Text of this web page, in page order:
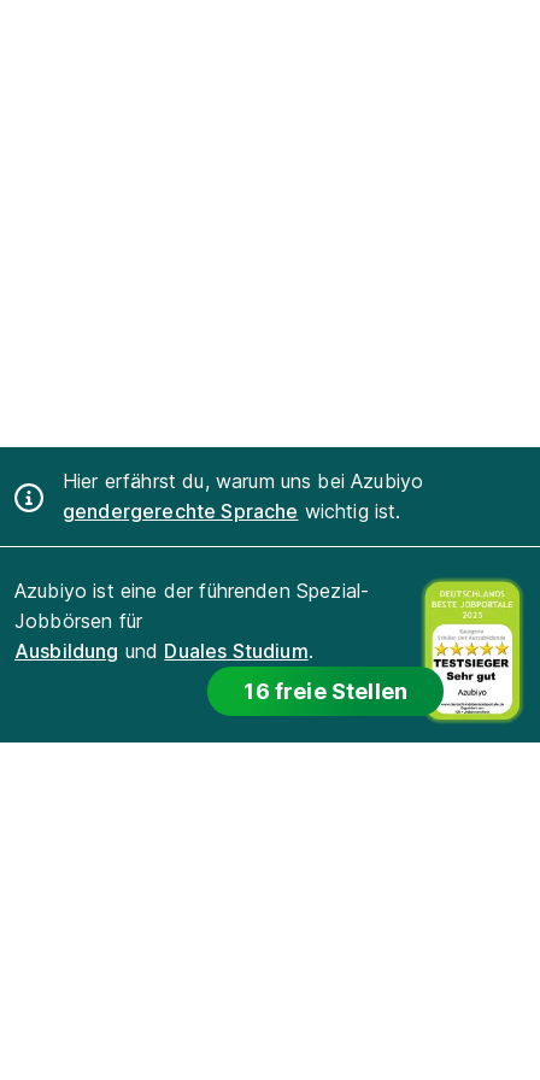
16 freie Stellen
Hier erfährst du, warum uns bei Azubiyo
gendergerechte Sprache wichtig ist.
Azubiyo ist eine der führenden Spezial-
Jobbörsen für
Ausbildung und Duales Studium.